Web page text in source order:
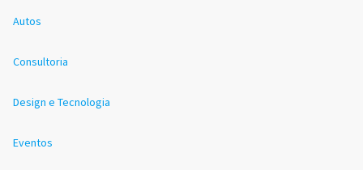
Autos
Consultoria
Design e Tecnologia
Eventos